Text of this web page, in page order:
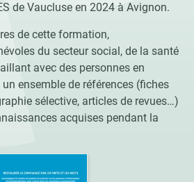
de Vaucluse en 2024 à Avignon.
de cette formation,
du secteur social, de la santé
avec des personnes en
ensemble de références (fiches
sélective, articles de revues…)
acquises pendant la